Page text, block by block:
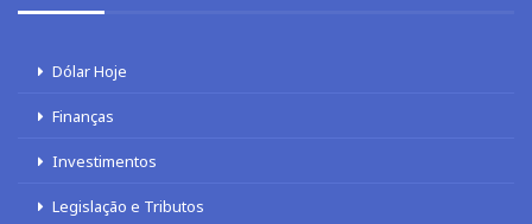
Dólar Hoje
Finanças
Investimentos
Legislação e Tributos